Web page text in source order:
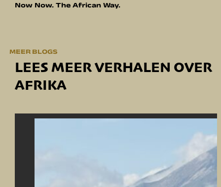
Now Now. The African Way.
MEER BLOGS
LEES MEER VERHALEN OVER
AFRIKA